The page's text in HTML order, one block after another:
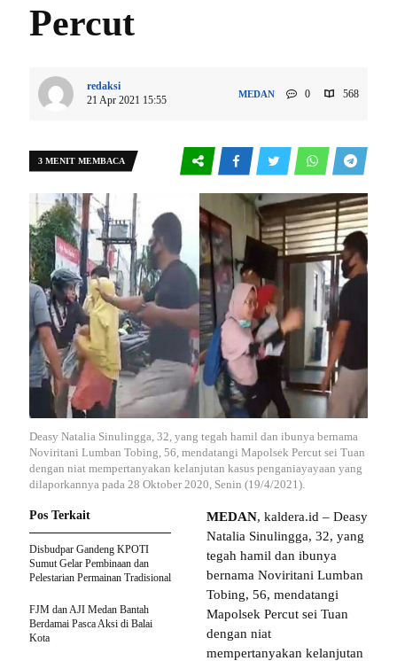
Percut
redaksi
21 Apr 2021 15:55
MEDAN 0 568
3 MENIT MEMBACA
Deasy Natalia Sinulingga, 32, yang tegah hamil dan ibunya bernama
Noviritani Lumban Tobing, 56, mendatangi Mapolsek Percut sei Tuan
dengan niat mempertanyakan kelanjutan kasus penganiayayaan yang
dilaporkannya pada 28 Oktober 2020, Senin (19/4/2021).
MEDAN, kaldera.id – Deasy
Natalia Sinulingga, 32, yang
tegah hamil dan ibunya
bernama Noviritani Lumban
Tobing, 56, mendatangi
Mapolsek Percut sei Tuan
dengan niat
mempertanyakan kelanjutan
Pos Terkait
Disbudpar Gandeng KPOTI
Sumut Gelar Pembinaan dan
Pelestarian Permainan Tradisional
FJM dan AJI Medan Bantah
Berdamai Pasca Aksi di Balai
Kota